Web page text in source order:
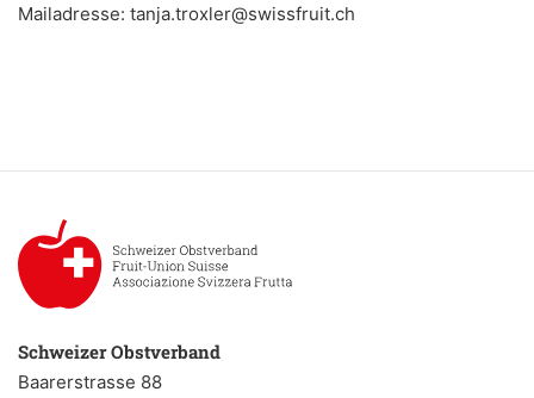
Mailadresse: tanja.troxler@swissfruit.ch
Schweizer Obstverband
Baarerstrasse 88